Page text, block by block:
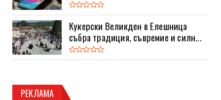
Кукерски Великден в Елешница
събра традиция, съвремие и силн...
РЕКЛАМА